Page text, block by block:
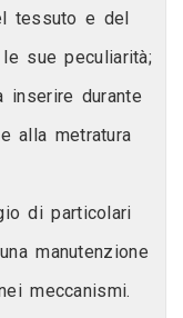
tessuto e del
sue peculiarità;
inserire durante
alla metratura
di particolari
manutenzione
meccanismi.